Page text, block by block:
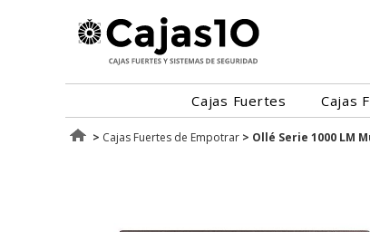
Cajas Fuertes Cajas
> Cajas Fuertes de Empotrar > Ollé Serie 1000 LM